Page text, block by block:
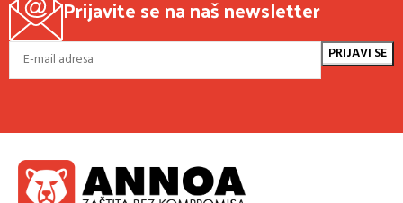
Prijavite se na naš newsletter